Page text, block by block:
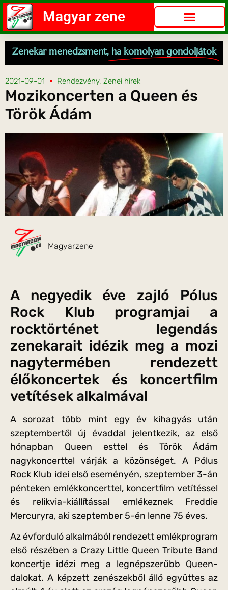
Magyar zene
Zenekar menedzsment, ha komolyan gondoljátok
2021-09-01 Rendezvény, Zenei hírek
Mozikoncerten a Queen és
Török Ádám
Magyarzene
A negyedik éve zajló Pólus
Rock Klub programjai a
rocktörténet legendás
zenekarait idézik meg a mozi
nagytermében rendezett
élőkoncertek és koncertfilm
vetítések alkalmával
A sorozat több mint egy év kihagyás után
szeptembertől új évaddal jelentkezik, az első
hónapban Queen esttel és Török Ádám
nagykoncerttel várják a közönséget. A Pólus
Rock Klub idei első eseményén, szeptember 3-án
pénteken emlékkoncerttel, koncertfilm vetítéssel
és relikvia-kiállítással emlékeznek Freddie
Mercuryra, aki szeptember 5-én lenne 75 éves.
Az évforduló alkalmából rendezett emlékprogram
első részében a Crazy Little Queen Tribute Band
koncertje idézi meg a legnépszerűbb Queen-
dalokat. A képzett zenészekből álló együttes az